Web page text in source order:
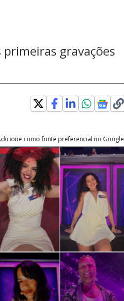
gravações
como fonte preferencial no Google
in new window